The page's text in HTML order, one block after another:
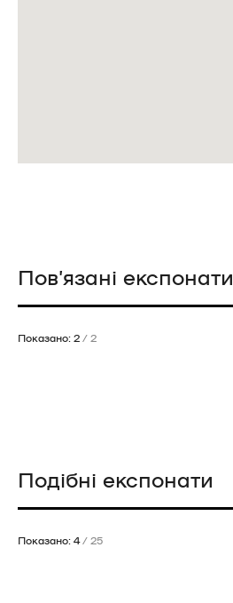
Пов’язані експонати
Показано: 2 / 2
Подібні експонати
Показано: 4 / 25